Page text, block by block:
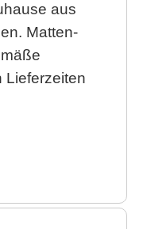
aus
Matten-
Lieferzeiten